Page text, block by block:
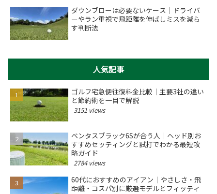
ダウンブローは必要ないケース｜ドライバ
ーやラン重視で飛距離を伸ばしミスを減ら
す判断法
人気記事
ゴルフ宅急便往復料金比較｜主要3社の違い
と節約術を一目で解説
3151 views
ベンタスブラック6Sが合う人｜ヘッド別お
すすめセッティングと試打でわかる最短攻
略ガイド
2784 views
60代におすすめのアイアン｜やさしさ・飛
距離・コスパ別に厳選モデルとフィッティ